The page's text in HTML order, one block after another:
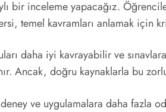
bir inceleme yapacağız.
temel kavramları anlamak için
daha iyi kavrayabilir ve
Ancak, doğru kaynaklarla bu
ve uygulamalara daha fazla